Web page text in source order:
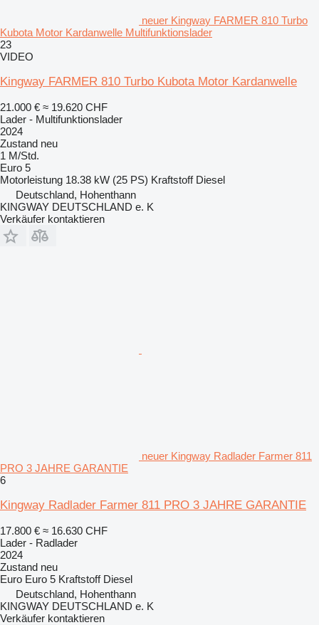
neuer Kingway FARMER 810 Turbo
Kubota Motor Kardanwelle Multifunktionslader
23
VIDEO
Kingway FARMER 810 Turbo Kubota Motor Kardanwelle
21.000 € ≈ 19.620 CHF
Lader - Multifunktionslader
2024
Zustand neu
1 M/Std.
Euro 5
Motorleistung 18.38 kW (25 PS) Kraftstoff Diesel
Deutschland, Hohenthann
KINGWAY DEUTSCHLAND e. K
Verkäufer kontaktieren
neuer Kingway Radlader Farmer 811
PRO 3 JAHRE GARANTIE
6
Kingway Radlader Farmer 811 PRO 3 JAHRE GARANTIE
17.800 € ≈ 16.630 CHF
Lader - Radlader
2024
Zustand neu
Euro Euro 5 Kraftstoff Diesel
Deutschland, Hohenthann
KINGWAY DEUTSCHLAND e. K
Verkäufer kontaktieren